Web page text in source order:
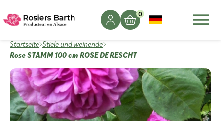
0
Startseite Stiele und weinende
Rose STAMM 100 cm ROSE DE RESCHT